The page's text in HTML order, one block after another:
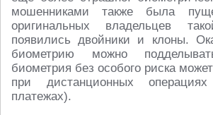
мошенниками также была
оригинальных владельцев
появились двойники и клоны.
биометрию можно
биометрия без особого риска
при дистанционных
платежах).